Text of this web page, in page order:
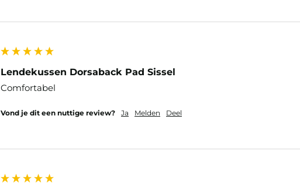
Lendekussen Dorsaback Pad Sissel
Comfortabel
Vond je dit een nuttige review? Ja Melden Deel